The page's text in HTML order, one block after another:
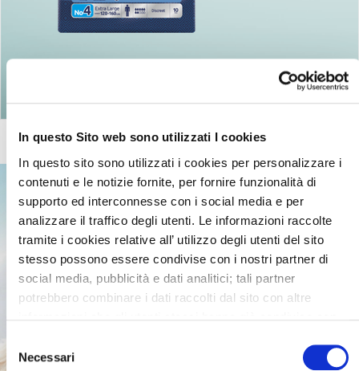
In questo Sito web sono utilizzati I cookies
In questo sito sono utilizzati i cookies per personalizzare i
contenuti e le notizie fornite, per fornire funzionalità di
supporto ed interconnesse con i social media e per
analizzare il traffico degli utenti. Le informazioni raccolte
tramite i cookies relative all’ utilizzo degli utenti del sito
stesso possono essere condivise con i nostri partner di
social media, pubblicità e dati analitici; tali partner
potrebbero combinare i dati raccolti dal sito con altre
utilizzato uno o più dei loro servizi.
delNecessari